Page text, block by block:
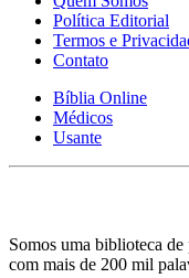
Política Editorial
Termos e
Contato
Bíblia Online
Médicos
Usante
Somos uma biblioteca
com mais de 200 mil